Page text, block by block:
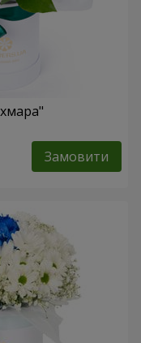
Замовити